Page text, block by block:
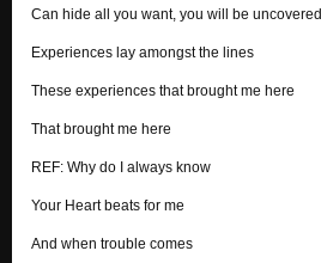
Can hide all you want, you will be uncovered
Experiences lay amongst the lines
These experiences that brought me here
That brought me here
REF: Why do I always know
Your Heart beats for me
And when trouble comes